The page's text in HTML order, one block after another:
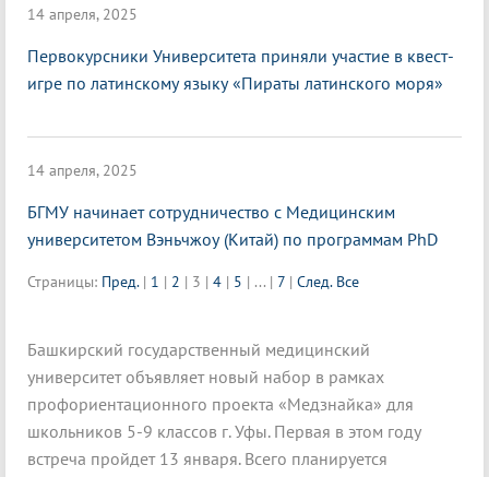
14 апреля, 2025
Первокурсники Университета приняли участие в квест-
игре по латинскому языку «Пираты латинского моря»
14 апреля, 2025
БГМУ начинает сотрудничество с Медицинским
университетом Вэньчжоу (Китай) по программам PhD
Страницы: Пред. | 1 | 2 | 3 | 4 | 5 | ... | 7 | След. Все
Башкирский государственный медицинский
университет объявляет новый набор в рамках
профориентационного проекта «Медзнайка» для
школьников 5-9 классов г. Уфы. Первая в этом году
встреча пройдет 13 января. Всего планируется